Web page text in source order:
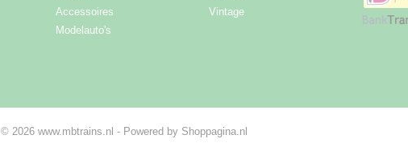
Accessoires
Modelauto's
Vintage
© 2026 www.mbtrains.nl - Powered by Shoppagina.nl